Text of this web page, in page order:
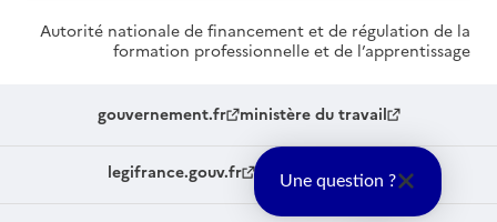
Autorité nationale de financement et de régulation de la
formation professionnelle et de l’apprentissage
gouvernement.fr ministère du travail
legifrance.gouv.fr service-public.fr
Une question ?